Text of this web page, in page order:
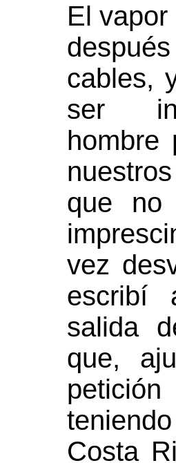
El
cables,
ser
hombre
que no
vez
escribí
salida
que,
Costa